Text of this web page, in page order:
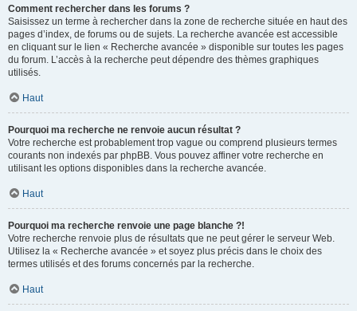
Comment rechercher dans les forums ?
Saisissez un terme à rechercher dans la zone de recherche située en haut des
pages d’index, de forums ou de sujets. La recherche avancée est accessible
en cliquant sur le lien « Recherche avancée » disponible sur toutes les pages
du forum. L’accès à la recherche peut dépendre des thèmes graphiques
utilisés.
Haut
Pourquoi ma recherche ne renvoie aucun résultat ?
Votre recherche est probablement trop vague ou comprend plusieurs termes
courants non indexés par phpBB. Vous pouvez affiner votre recherche en
utilisant les options disponibles dans la recherche avancée.
Haut
Pourquoi ma recherche renvoie une page blanche ?!
Votre recherche renvoie plus de résultats que ne peut gérer le serveur Web.
Utilisez la « Recherche avancée » et soyez plus précis dans le choix des
termes utilisés et des forums concernés par la recherche.
Haut